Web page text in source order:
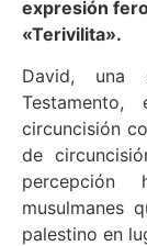
expresión
«Terivilita».
David, una
circuncisión
de
musulmanes
palestino en